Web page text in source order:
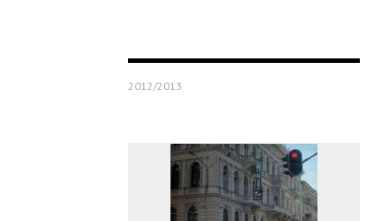
2012/2013